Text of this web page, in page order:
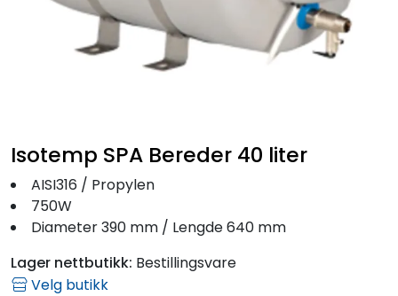
Isotemp SPA Bereder 40 liter
AISI316 / Propylen
750W
Diameter 390 mm / Lengde 640 mm
Lager nettbutikk: Bestillingsvare
Velg butikk
Fritid/Sikkerhet
Båtpleie/Opplag
Outlet
Kampanje